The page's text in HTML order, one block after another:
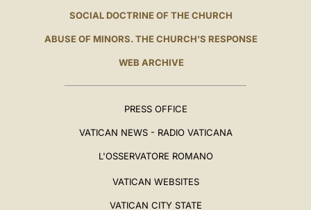
SOCIAL DOCTRINE OF THE CHURCH
ABUSE OF MINORS. THE CHURCH'S RESPONSE
WEB ARCHIVE
PRESS OFFICE
VATICAN NEWS - RADIO VATICANA
L'OSSERVATORE ROMANO
VATICAN WEBSITES
VATICAN CITY STATE